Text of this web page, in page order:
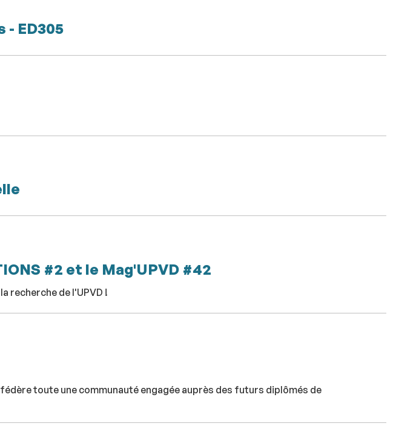
- ED305
#2 et le Mag'UPVD #42
recherche de l'UPVD !
fédère toute une communauté engagée auprès des futurs diplômés de